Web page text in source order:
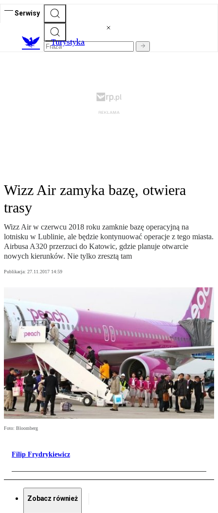
Serwisy
Turystyka
Wizz Air zamyka bazę, otwiera
trasy
Wizz Air w czerwcu 2018 roku zamknie bazę operacyjną na
lotnisku w Lublinie, ale będzie kontynuować operacje z tego miasta.
Airbusa A320 przerzuci do Katowic, gdzie planuje otwarcie
nowych kierunków. Nie tylko zresztą tam
Publikacja: 27.11.2017 14:59
Foto: Bloomberg
Filip Frydrykiewicz
Zobacz również